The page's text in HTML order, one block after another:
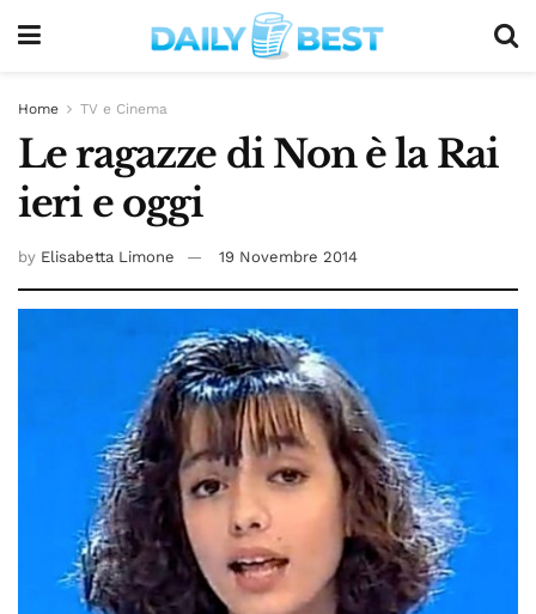
Home TV e Cinema
Le ragazze di Non è la Rai
ieri e oggi
by Elisabetta Limone 19 Novembre 2014